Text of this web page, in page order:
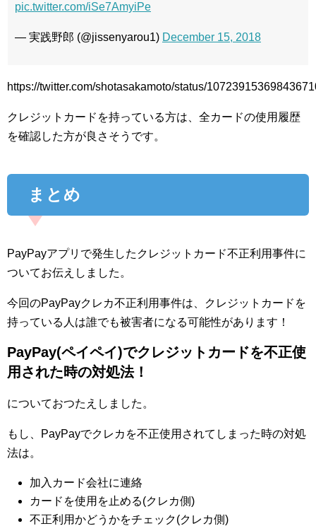
pic.twitter.com/iSe7AmyiPe
— 実践野郎 (@jissenyarou1) December 15, 2018
https://twitter.com/shotasakamoto/status/
クレジットカードを持っている方は、全カードの使用履歴
を確認した方が良さそうです。
まとめ
PayPayアプリで発生したクレジットカード不正利用事件に
ついてお伝えしました。
今回のPayPayクレカ不正利用事件は、クレジットカードを
持っている人は誰でも被害者になる可能性があります！
PayPay(ペイペイ)でクレジットカードを不正使
用された時の対処法！
についておつたえしました。
もし、PayPayでクレカを不正使用されてしまった時の対処
法は。
加入カード会社に連絡
カードを使用を止める(クレカ側)
不正利用かどうかをチェック(クレカ側)